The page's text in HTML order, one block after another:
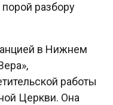
разбору
в Нижнем
работы
Церкви. Она